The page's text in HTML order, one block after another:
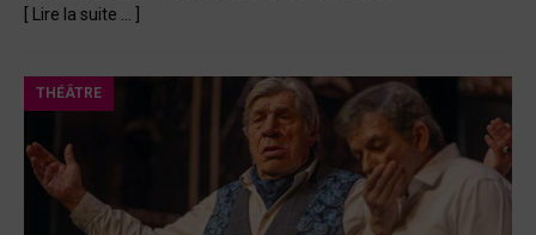
[ Lire la suite … ]
THÉÂTRE